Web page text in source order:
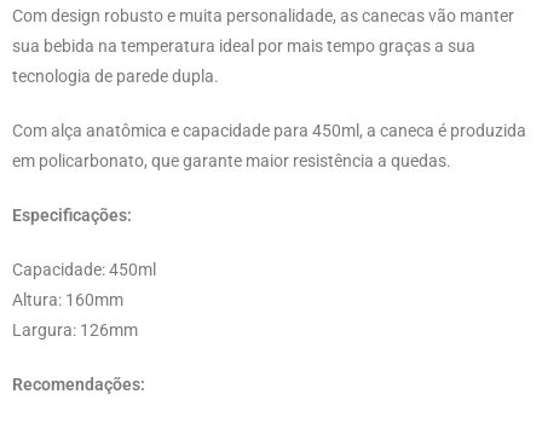
Com design robusto e muita personalidade, as canecas vão manter
sua bebida na temperatura ideal por mais tempo graças a sua
tecnologia de parede dupla.
Com alça anatômica e capacidade para 450ml, a caneca é produzida
em policarbonato, que garante maior resistência a quedas.
Especificações:
Capacidade: 450ml
Altura: 160mm
Largura: 126mm
Recomendações: